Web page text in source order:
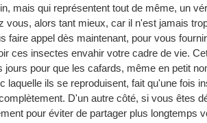
mais qui représentent tout de même, un
vous, alors tant mieux, car il n'est jamais
faire appel dès maintenant, pour vous
ces insectes envahir votre cadre de vie.
jours pour que les cafards, même en petit
laquelle ils se reproduisent, fait qu'une fois
D'un autre côté, si vous êtes
pour éviter de partager plus longtemps